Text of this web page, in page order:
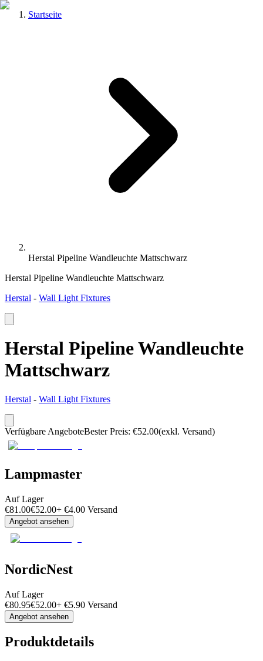
Startseite
Herstal Pipeline Wandleuchte Mattschwarz
Herstal Pipeline Wandleuchte Mattschwarz
Herstal - Wall Light Fixtures
Herstal Pipeline Wandleuchte
Mattschwarz
Herstal - Wall Light Fixtures
Verfügbare AngeboteBester Preis: €52.00(exkl. Versand)
Lampmaster
Auf Lager
€81.00€52.00+ €4.00 Versand
Angebot ansehen
NordicNest
Auf Lager
€80.95€52.00+ €5.90 Versand
Angebot ansehen
Produktdetails